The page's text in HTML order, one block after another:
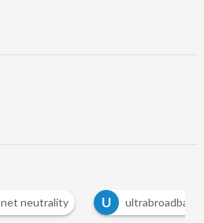
net neutrality U ultrabroadband